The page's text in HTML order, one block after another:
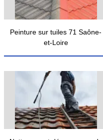
Peinture sur tuiles 71 Saône-
et-Loire